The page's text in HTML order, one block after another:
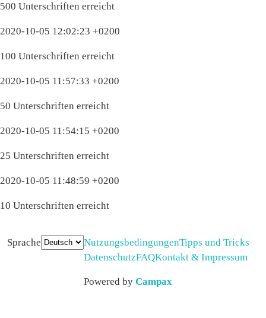
500 Unterschriften erreicht
2020-10-05 12:02:23 +0200
100 Unterschriften erreicht
2020-10-05 11:57:33 +0200
50 Unterschriften erreicht
2020-10-05 11:54:15 +0200
25 Unterschriften erreicht
2020-10-05 11:48:59 +0200
10 Unterschriften erreicht
Sprache NutzungsbedingungenTipps und Tricks
DatenschutzFAQKontakt & Impressum
Powered by Campax